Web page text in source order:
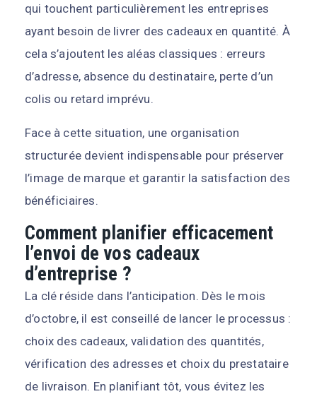
qui touchent particulièrement les entreprises
ayant besoin de livrer des cadeaux en quantité. À
cela s’ajoutent les aléas classiques : erreurs
d’adresse, absence du destinataire, perte d’un
colis ou retard imprévu.
Face à cette situation, une organisation
structurée devient indispensable pour préserver
l’image de marque et garantir la satisfaction des
bénéficiaires.
Comment planifier efficacement
l’envoi de vos cadeaux
d’entreprise ?
La clé réside dans l’anticipation. Dès le mois
d’octobre, il est conseillé de lancer le processus :
choix des cadeaux, validation des quantités,
vérification des adresses et choix du prestataire
de livraison. En planifiant tôt, vous évitez les